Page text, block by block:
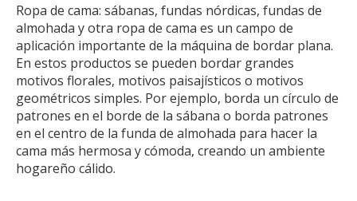
Ropa de cama: sábanas, fundas nórdicas, fundas de
almohada y otra ropa de cama es un campo de
aplicación importante de la máquina de bordar plana.
En estos productos se pueden bordar grandes
motivos florales, motivos paisajísticos o motivos
geométricos simples. Por ejemplo, borda un círculo de
patrones en el borde de la sábana o borda patrones
en el centro de la funda de almohada para hacer la
cama más hermosa y cómoda, creando un ambiente
hogareño cálido.